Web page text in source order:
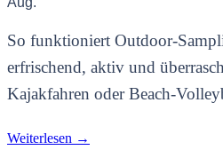
So funktioniert Outdoor-
erfrischend, aktiv und
Kajakfahren oder Beach-
Weiterlesen →